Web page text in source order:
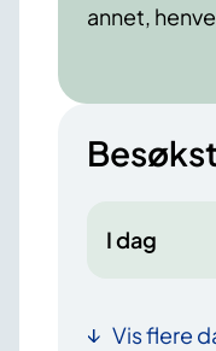
annet,
I dag
Vis flere